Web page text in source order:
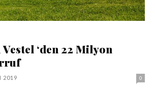
‘den 22 Milyon
2019 0